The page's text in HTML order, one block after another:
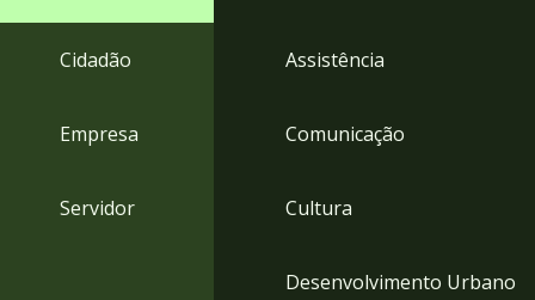
rodapé
Cidadão
Empresa
Servidor
Assistência
Comunicação
Cultura
Desenvolvimento Urbano